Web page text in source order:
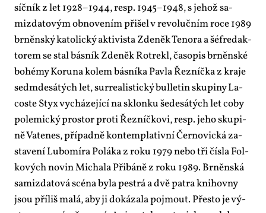
síč­ník z let 1928–1944, resp. 1945–1948, s je­hož sa­
mizda­to­vým ob­no­ve­ním při­šel v re­vo­luč­ním ro­ce 1989
br­něn­ský ka­to­lic­ký ak­ti­vis­ta Zde­něk Te­no­ra a šéf­re­dak­
to­rem se stal bás­ník Zde­něk Ro­tre­kl, ča­so­pis br­něn­ské
bo­hémy Ko­ru­na ko­lem bás­ní­ka Pav­la Řez­níč­ka z kra­je
se­dm­de­sá­tých let, surre­a­lis­tic­ký bulle­tin sku­pi­ny La­
cos­te Styx vy­chá­ze­jí­cí na sklon­ku še­de­sá­tých let co­by
po­le­mic­ký pro­stor pro­ti Řez­níč­ko­vi, resp. je­ho sku­pi­
ně Va­te­nes, pří­pad­ně kon­tem­pla­tiv­ní Čer­no­vic­ká za­
sta­ve­ní Lu­bo­mí­ra Po­lá­ka z roku 1979 ne­bo tři čís­la Fol­
ko­vých no­vin Mi­cha­la Při­bá­ně z roku 1989. Br­něn­ská
sa­mizda­to­vá scé­na by­la pes­t­rá a dvě pa­t­ra knihov­ny
jsou pří­liš ma­lá, aby ji do­ká­za­la po­jmout. Přes­to je vý­